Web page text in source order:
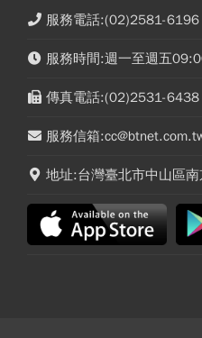
服務電話:(02)2581-
服務時間:週一至週五
傳真電話:(02)2531-6438
服務信箱
地址:台灣臺北市中山區